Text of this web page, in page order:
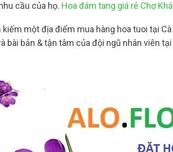
cầu của họ. Hoa đám tang giá rẻ Chợ
kiếm một địa điểm mua hàng hoa tuoi tại
bài bản & tận tâm của đội ngũ nhân viên tại